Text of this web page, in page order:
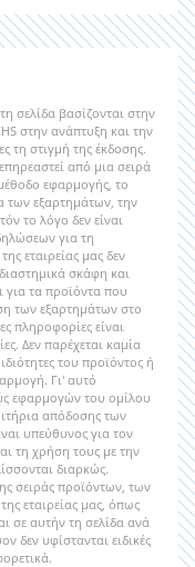
σελίδα βασίζονται στην
στην ανάπτυξη και την
τη στιγμή της έκδοσης.
από μια σειρά
εφαρμογής, το
των εξαρτημάτων, την
το λόγο δεν είναι
για τη
εταιρείας μας δεν
σκάφη και
για τα προϊόντα που
των εξαρτημάτων στο
πληροφορίες είναι
Δεν παρέχεται καμία
του προϊόντος ή
Γι' αυτό
εφαρμογών του ομίλου
απόδοσης των
υπεύθυνος για τον
τη χρήση τους με την
διαρκώς.
σειράς προϊόντων, των
εταιρείας μας, όπως
σε αυτήν τη σελίδα ανά
δεν υφίστανται ειδικές